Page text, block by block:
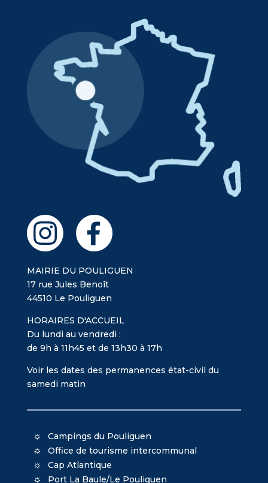
MAIRIE DU POULIGUEN
17 rue Jules Benoît
44510 Le Pouliguen
HORAIRES D'ACCUEIL
Du lundi au vendredi :
de 9h à 11h45 et de 13h30 à 17h
Voir les dates des permanences état-civil du
samedi matin
Campings du Pouliguen
Office de tourisme intercommunal
Cap Atlantique
Port La Baule/Le Pouliguen